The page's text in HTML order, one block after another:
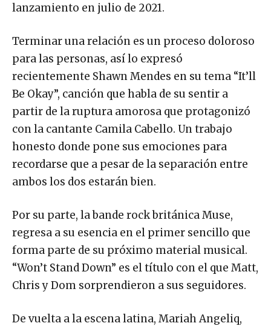
lanzamiento en julio de 2021.
Terminar una relación es un proceso doloroso
para las personas, así lo expresó
recientemente Shawn Mendes en su tema “It’ll
Be Okay”, canción que habla de su sentir a
partir de la ruptura amorosa que protagonizó
con la cantante Camila Cabello. Un trabajo
honesto donde pone sus emociones para
recordarse que a pesar de la separación entre
ambos los dos estarán bien.
Por su parte, la bande rock británica Muse,
regresa a su esencia en el primer sencillo que
forma parte de su próximo material musical.
“Won’t Stand Down” es el título con el que Matt,
Chris y Dom sorprendieron a sus seguidores.
De vuelta a la escena latina, Mariah Angeliq,